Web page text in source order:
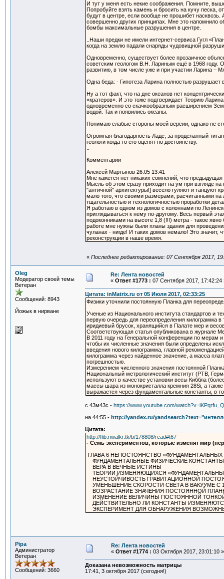
И тут у меня есть некие соображения. Помните,
Попробуйте взять камень и бросить на кучу
будут в центре, если вообще не прошибет насквозь.
совершенно других принципах. Мне это напомнило
бомбы максимальные разрушения в центре.
..Наши предки не имели интернет-сервиса Гугл
когда на землю падали снаряды чудовищной
Одновременно, существует более прозаичное
советским геологом В.Н. Лариным ещё в 1968 году.
развитию, в том числе уже и при участии Ларина –
Одна беда: - Гипотеза Ларина полностью разрушает
Ну а тот факт, что на дне океанов нет
«кратеров». И это тоже подтверждает Теорию
одновременно со скачкообразным расширением
водой. Так и появились океаны.
Понимаю слабые стороны моей версии, однако не
Огромная благодарность Ладе, за проделанный
геологи когда то его оценят по достоинству.
Комментарии
Алексей Мартынов 26.05 13:41
Мне кажется нет никаких сомнений, что
Мысль об этом сразу приходит на ум при взгляде
"античной" архитектуры!] весело гуляют и танцуют
мало того, что своими размерами, расчитанными
тщательностью и технологичностью проработки
Я работаю в одном из домов с колоннами по
приглядываться к нему по-другому. Весь первый
подоконниками на высоте 1,8 (!!!) метра - такое
работе мне нужны были планы здания для
чуланах - нигде! И таких домов немало! Это значит,
реконструкции в наше время.
« Последнее редактирование: 07 Сентября 2017,
Oleg
Модератор своей темы
Ветеран
Сообщений: 8943
Йожык в нирване
Re: Лента новостей
« Ответ #1773 : 07 Сентября 2017, 17:42:24
Цитата: inMatrix.ru от 05 Июля 2017, 02:33:25
Физики уточнили постоянную Планка для
Ученые из Национального института стандартов и
первую очередь для переопределения килограмма
иридиевый брусок, хранящийся в Палате мер и
Соответствующая статья опубликована в журнале
В 2011 году на Генеральной конференции по мерам
чтобы их численные значения были определены
введения нового килограмма, главной
килограмма через найденное значение, а масса
погрешностью.
Измерением численного значения постоянной
Национальный метрологический институт (PTB,
используют в качестве установки весы Киббла
массы шара из монокристалла кремния 28Si, а
выражается через фундаментальные константы, в
с 43м43c - https://www.youtube.com/
на 44:55 - http://yandex.ru/
Цитата:
http://flib.nwalkr.tk/b/178808/read#t67 -
- Семь экспериментов, которые изменят мир
ГЛАВА 6 НЕПОСТОЯНСТВО «ФУНДАМЕНТАЛЬНЫХ
ФУНДАМЕНТАЛЬНЫЕ ФИЗИЧЕСКИЕ
ВЕРА В ВЕЧНЫЕ ИСТИНЫ
ТЕОРИИ ИЗМЕНЯЮЩИХСЯ
НЕУСТОЙЧИВОСТЬ ГРАВИТАЦИОННОЙ
УМЕНЬШЕНИЕ СКОРОСТИ СВЕТА В ВАКУУМЕ С
ВОЗРАСТАНИЕ ЗНАЧЕНИЯ ПОСТОЯННОЙ
ИЗМЕНЕНИЕ ВЕЛИЧИНЫ ПОСТОЯННОЙ
ДЕЙСТВИТЕЛЬНО ЛИ КОНСТАНТЫ
ЭКСПЕРИМЕНТ ДЛЯ ОБНАРУЖЕНИЯ
Pipa
Администратор
Ветеран
Сообщений: 3660
Re: Лента новостей
« Ответ #1774 : 03 Октября 2017, 23:01:10 »
Доказана невозможность матрицы
17:41, 3 октября 2017 (сегодня!)